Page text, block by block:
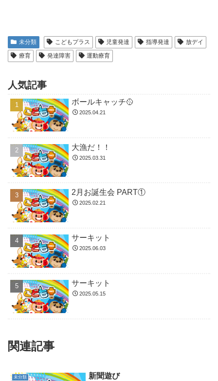
未分類 こどもプラス 児童発達 指導発達
放デイ
療育
発達障害 運動療育
人気記事
ボールキャッチ🥎
2025.04.21
大漁だ！！
2025.03.31
2月お誕生会 PART①
2025.02.21
サーキット
2025.06.03
サーキット
2025.05.15
関連記事
未分類 新聞遊び